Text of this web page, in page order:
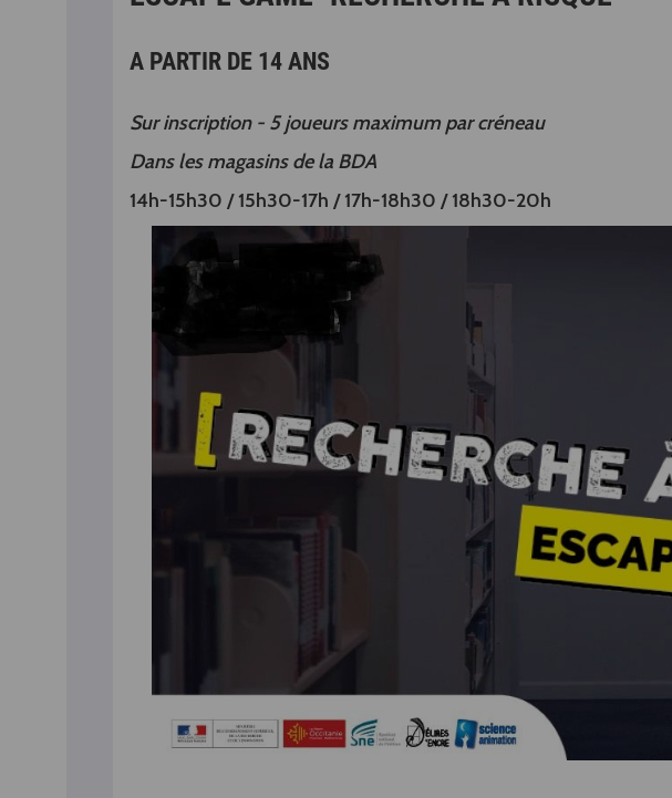
A PARTIR DE 14 ANS
Sur inscription - 5 joueurs maximum par créneau
Dans les magasins de la BDA
14h-15h30 / 15h30-17h / 17h-18h30 / 18h30-20h